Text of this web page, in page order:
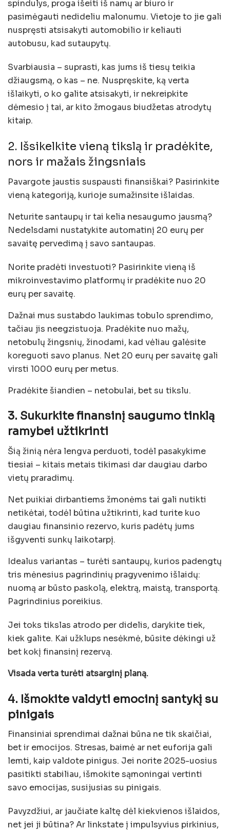
spindulys, proga išeiti iš namų ar biuro ir
pasimėgauti nedideliu malonumu. Vietoje to jie gali
nuspręsti atsisakyti automobilio ir keliauti
autobusu, kad sutaupytų.
Svarbiausia – suprasti, kas jums iš tiesų teikia
džiaugsmą, o kas – ne. Nuspręskite, ką verta
išlaikyti, o ko galite atsisakyti, ir nekreipkite
dėmesio į tai, ar kito žmogaus biudžetas atrodytų
kitaip.
2. Išsikelkite vieną tikslą ir pradėkite,
nors ir mažais žingsniais
Pavargote jaustis suspausti finansiškai? Pasirinkite
vieną kategoriją, kurioje sumažinsite išlaidas.
Neturite santaupų ir tai kelia nesaugumo jausmą?
Nedelsdami nustatykite automatinį 20 eurų per
savaitę pervedimą į savo santaupas.
Norite pradėti investuoti? Pasirinkite vieną iš
mikroinvestavimo platformų ir pradėkite nuo 20
eurų per savaitę.
Dažnai mus sustabdo laukimas tobulo sprendimo,
tačiau jis neegzistuoja. Pradėkite nuo mažų,
netobulų žingsnių, žinodami, kad vėliau galėsite
koreguoti savo planus. Net 20 eurų per savaitę gali
virsti 1000 eurų per metus.
Pradėkite šiandien – netobulai, bet su tikslu.
3. Sukurkite finansinį saugumo tinklą
ramybei užtikrinti
Šią žinią nėra lengva perduoti, todėl pasakykime
tiesiai – kitais metais tikimasi dar daugiau darbo
vietų praradimų.
Net puikiai dirbantiems žmonėms tai gali nutikti
netikėtai, todėl būtina užtikrinti, kad turite kuo
daugiau finansinio rezervo, kuris padėtų jums
išgyventi sunkų laikotarpį.
Idealus variantas – turėti santaupų, kurios padengtų
tris mėnesius pagrindinių pragyvenimo išlaidų:
nuomą ar būsto paskolą, elektrą, maistą, transportą.
Pagrindinius poreikius.
Jei toks tikslas atrodo per didelis, darykite tiek,
kiek galite. Kai užklups nesėkmė, būsite dėkingi už
bet kokį finansinį rezervą.
Visada verta turėti atsarginį planą.
4. Išmokite valdyti emocinį santykį su
pinigais
Finansiniai sprendimai dažnai būna ne tik skaičiai,
bet ir emocijos. Stresas, baimė ar net euforija gali
lemti, kaip valdote pinigus. Jei norite 2025-uosius
pasitikti stabiliau, išmokite sąmoningai vertinti
savo emocijas, susijusias su pinigais.
Pavyzdžiui, ar jaučiate kaltę dėl kiekvienos išlaidos,
net jei ji būtina? Ar linkstate į impulsyvius pirkinius,